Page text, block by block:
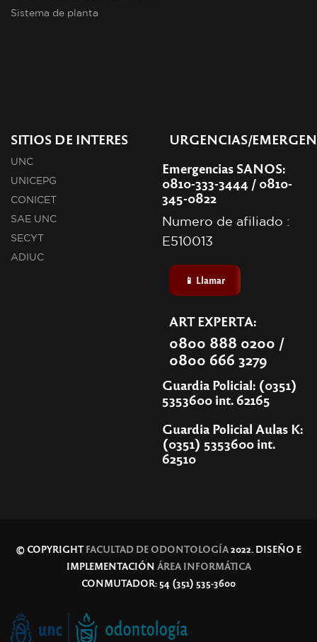
Sistema de planta
SITIOS DE INTERES
UNC
UNICEPG
CONICET
SAE UNC
SECYT
ADIUC
URGENCIAS/
Emergencias SANOS:
0810-333-3444 / 0810-
345-0822
Numero de afiliado :
E510013
📱 Llamar
ART EXPERTA:
0800 888 0200 /
0800 666 3279
Guardia Policial: (0351)
5353600 int. 62165
Guardia Policial Aulas K:
(0351) 5353600 int.
62510
© COPYRIGHTFACULTAD DE ODONTOLOGÍA2022. DISEÑO E
IMPLEMENTACIÓN ÁREA INFORMÁTICA
CONMUTADOR: 54 (351) 535-3600